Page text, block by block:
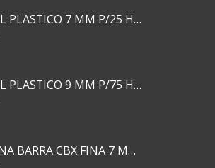
ESPIRAL PLASTICO 7 MM P/25 HJS X50x3000
ESPIRAL PLASTICO 9 MM P/75 HJS X50X2400
SILICONA BARRA CBX FINA 7 MM 28 CM